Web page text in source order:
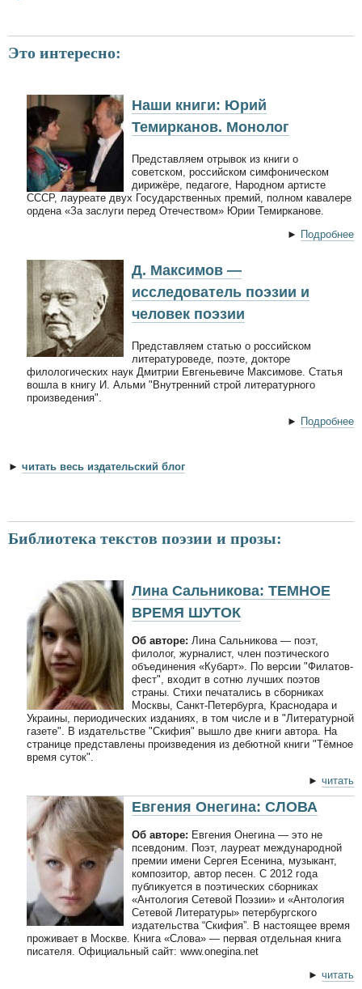
Это интересно:
Наши книги: Юрий
Темирканов. Монолог
Представляем отрывок из книги о
советском, российском симфоническом
дирижёре, педагоге, Народном артисте
СССР, лауреате двух Государственных премий, полном кавалере
ордена «За заслуги перед Отечеством» Юрии Темирканове.
► Подробнее
Д. Максимов —
исследователь поэзии и
человек поэзии
Представляем статью о российском
литературоведе, поэте, докторе
филологических наук Дмитрии Евгеньевиче Максимове. Статья
вошла в книгу И. Альми "Внутренний строй литературного
произведения".
► Подробнее
► читать весь издательский блог
Библиотека текстов поэзии и прозы:
Лина Сальникова: ТЕМНОЕ
ВРЕМЯ ШУТОК
Об авторе: Лина Сальникова — поэт,
филолог, журналист, член поэтического
объединения «Кубарт». По версии "Филатов-
фест", входит в сотню лучших поэтов
страны. Стихи печатались в сборниках
Москвы, Санкт-Петербурга, Краснодара и
Украины, периодических изданиях, в том числе и в "Литературной
газете". В издательстве "Скифия" вышло две книги автора. На
странице представлены произведения из дебютной книги "Тёмное
время суток".
► читать
Евгения Онегина: СЛОВА
Об авторе: Евгения Онегина — это не
псевдоним. Поэт, лауреат международной
премии имени Сергея Есенина, музыкант,
композитор, автор песен. С 2012 года
публикуется в поэтических сборниках
«Антология Сетевой Поэзии» и «Антология
Сетевой Литературы» петербургского
издательства “Скифия”. В настоящее время
проживает в Москве. Книга «Слова» — первая отдельная книга
писателя. Официальный сайт: www.onegina.net
► читать